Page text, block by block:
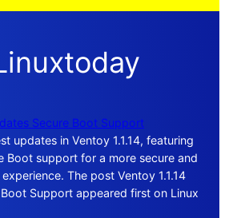
Secure Boot Support
updates in Ventoy 1.1.14, featuring
Boot support for a more secure and
The post Ventoy 1.1.14
Support appeared first on Linux